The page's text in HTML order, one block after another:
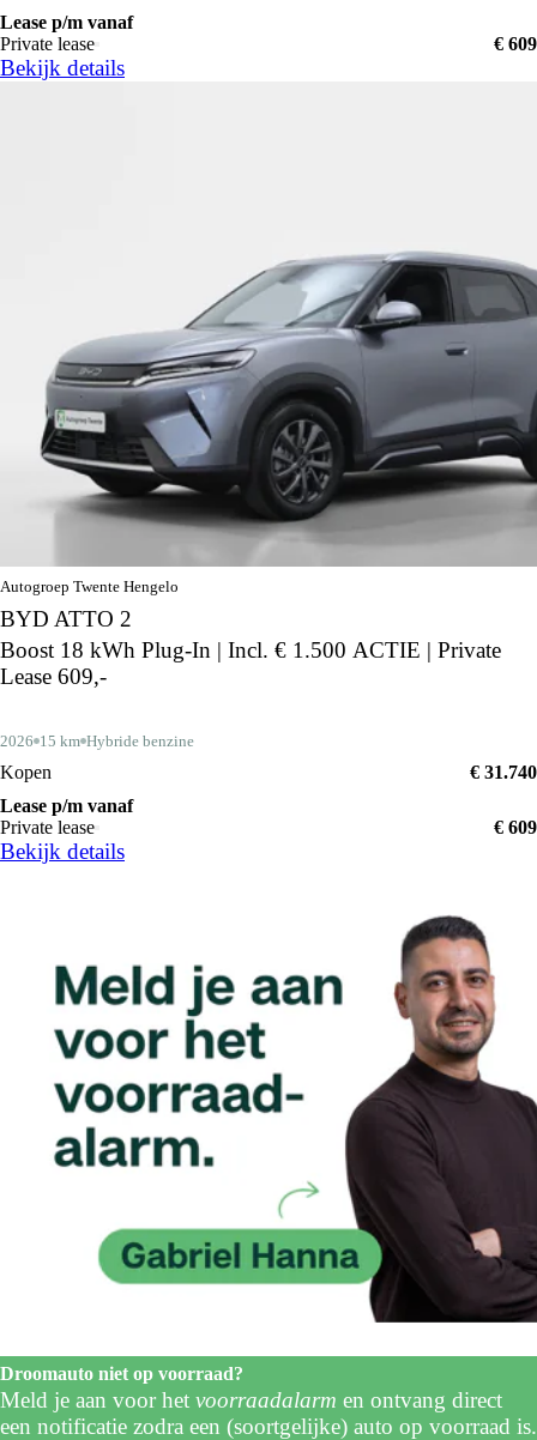
Lease p/m vanaf
Private lease
€ 609
Bekijk details
Autogroep Twente Hengelo
BYD ATTO 2
Boost 18 kWh Plug-In | Incl. € 1.500 ACTIE | Private
Lease 609,-
2026 15 km Hybride benzine
Kopen
€ 31.740
Lease p/m vanaf
Private lease
€ 609
Bekijk details
Droomauto niet op voorraad?
Meld je aan voor het voorraadalarm en ontvang direct
een notificatie zodra een (soortgelijke) auto op voorraad is.